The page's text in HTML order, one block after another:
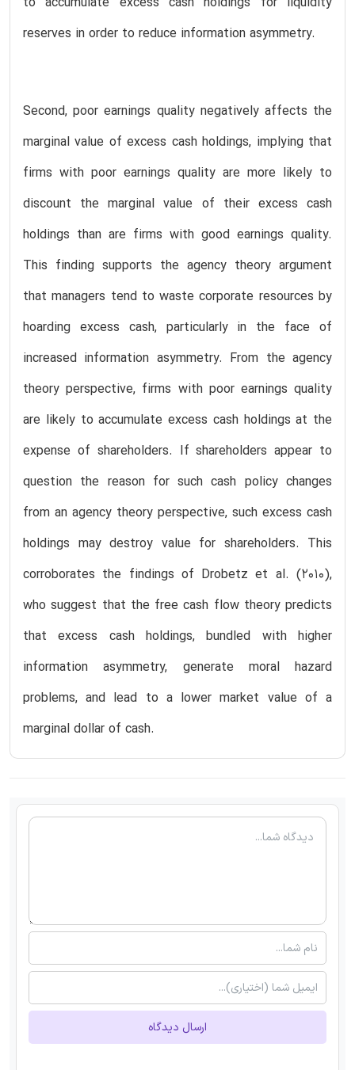
reserves in order to reduce information asymmetry.
Second, poor earnings quality negatively affects the
marginal value of excess cash holdings, implying that
firms with poor earnings quality are more likely to
discount the marginal value of their excess cash
holdings than are firms with good earnings quality.
This finding supports the agency theory argument
that managers tend to waste corporate resources by
hoarding excess cash, particularly in the face of
increased information asymmetry. From the agency
theory perspective, firms with poor earnings quality
are likely to accumulate excess cash holdings at the
expense of shareholders. If shareholders appear to
question the reason for such cash policy changes
from an agency theory perspective, such excess cash
holdings may destroy value for shareholders. This
corroborates the findings of Drobetz et al. (2010),
who suggest that the free cash flow theory predicts
that excess cash holdings, bundled with higher
information asymmetry, generate moral hazard
problems, and lead to a lower market value of a
marginal dollar of cash.
ارسال دیدگاه